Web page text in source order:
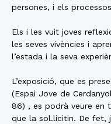
persones, i els
Els i les vuit joves
les seves vivències i
l’estada i la seva
L’exposició, que es
(Espai Jove de
86) , es podrà veure en
que la sol.licitin. De fet,